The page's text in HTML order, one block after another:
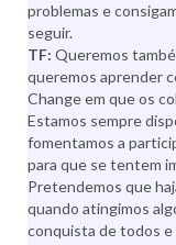
problemas e
seguir.
TF: Queremos
queremos aprender
Change em que os
Estamos sempre
fomentamos a
para que se tentem
Pretendemos que
quando atingimos
conquista de todos e